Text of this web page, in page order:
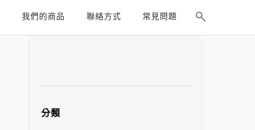
我們的商品 聯絡方式 常見問題
分類